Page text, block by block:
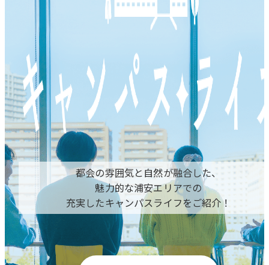
都会の雰囲気と自然が融合した、
魅力的な浦安エリアでの
充実したキャンパスライフをご紹介！